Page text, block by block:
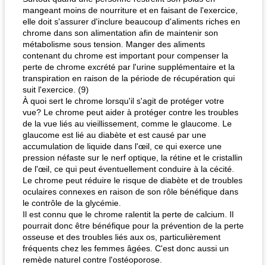
mangeant moins de nourriture et en faisant de l'exercice,
elle doit s'assurer d'inclure beaucoup d'aliments riches en
chrome dans son alimentation afin de maintenir son
métabolisme sous tension. Manger des aliments
contenant du chrome est important pour compenser la
perte de chrome excrété par l'urine supplémentaire et la
transpiration en raison de la période de récupération qui
suit l'exercice. (9)
À quoi sert le chrome lorsqu'il s'agit de protéger votre
vue? Le chrome peut aider à protéger contre les troubles
de la vue liés au vieillissement, comme le glaucome. Le
glaucome est lié au diabète et est causé par une
accumulation de liquide dans l'œil, ce qui exerce une
pression néfaste sur le nerf optique, la rétine et le cristallin
de l'œil, ce qui peut éventuellement conduire à la cécité.
Le chrome peut réduire le risque de diabète et de troubles
oculaires connexes en raison de son rôle bénéfique dans
le contrôle de la glycémie.
Il est connu que le chrome ralentit la perte de calcium. Il
pourrait donc être bénéfique pour la prévention de la perte
osseuse et des troubles liés aux os, particulièrement
fréquents chez les femmes âgées. C'est donc aussi un
remède naturel contre l'ostéoporose.